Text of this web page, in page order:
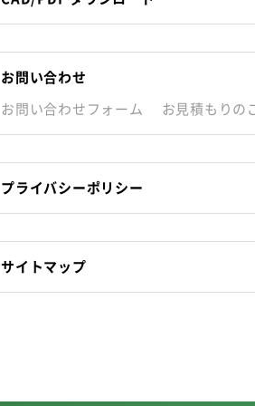
お問い合わせ
お問い合わせフォーム
お見積もりの
プライバシーポリシー
サイトマップ